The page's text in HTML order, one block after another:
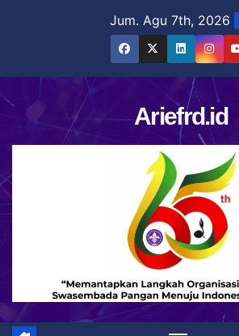
Jum. Agu 7th, 2026
Ariefrd.id